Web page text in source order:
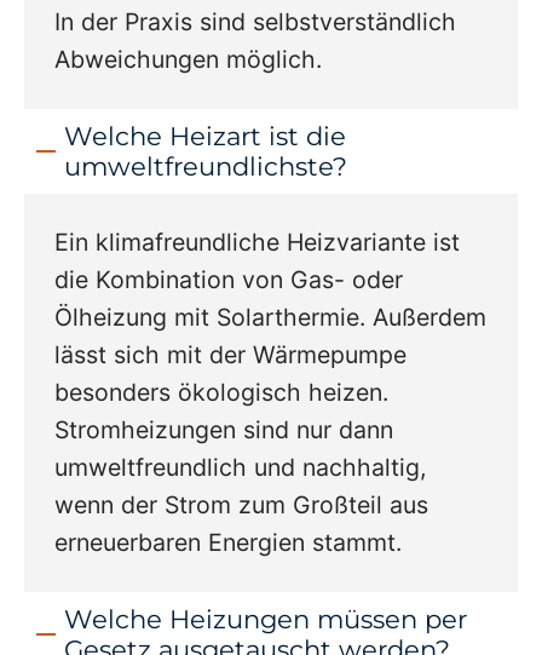
In der Praxis sind selbstverständlich
Abweichungen möglich.
Welche Heizart ist die
umweltfreundlichste?
Ein klimafreundliche Heizvariante ist
die Kombination von Gas- oder
Ölheizung mit Solarthermie. Außerdem
lässt sich mit der Wärmepumpe
besonders ökologisch heizen.
Stromheizungen sind nur dann
umweltfreundlich und nachhaltig,
wenn der Strom zum Großteil aus
erneuerbaren Energien stammt.
Welche Heizungen müssen per